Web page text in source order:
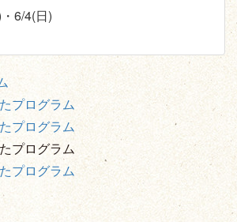
6/4(日)
プログラム
プログラム
プログラム
プログラム